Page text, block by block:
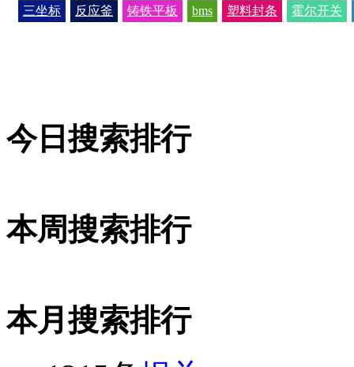
三坐标
反应釜 铸铁平板 bms 塑料封条 霍尔开关
今日搜索排行
本周搜索排行
本月搜索排行